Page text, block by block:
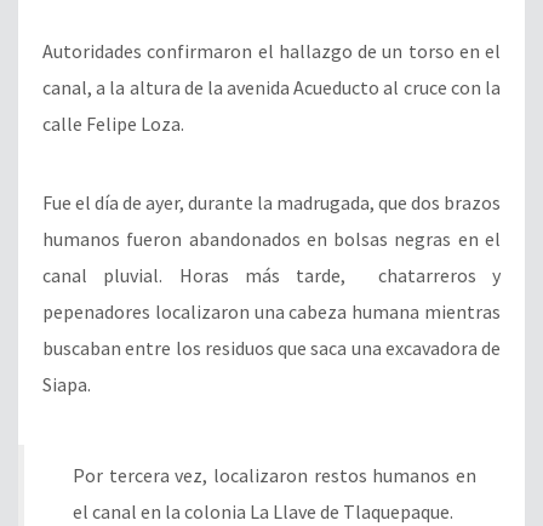
Autoridades confirmaron el hallazgo de un torso en el
canal, a la altura de la avenida Acueducto al cruce con la
calle Felipe Loza.
Fue el día de ayer, durante la madrugada, que dos brazos
humanos fueron abandonados en bolsas negras en el
canal pluvial. Horas más tarde, chatarreros y
pepenadores localizaron una cabeza humana mientras
buscaban entre los residuos que saca una excavadora de
Siapa.
Por tercera vez, localizaron restos humanos en
el canal en la colonia La Llave de Tlaquepaque.